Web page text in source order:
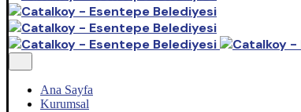
Ana Sayfa
Kurumsal